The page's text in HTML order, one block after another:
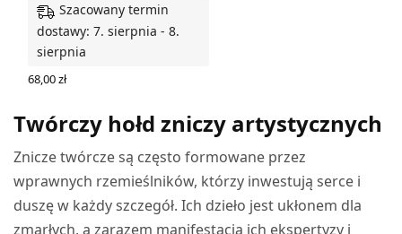
Szacowany termin
dostawy: 7. sierpnia - 8.
sierpnia
68,00zł
Twórczy hołd zniczy artystycznych
Znicze twórcze są często formowane przez
wprawnych rzemieślników, którzy inwestują serce i
duszę w każdy szczegół. Ich dzieło jest ukłonem dla
zmarłych, a zarazem manifestacją ich ekspertyzy i